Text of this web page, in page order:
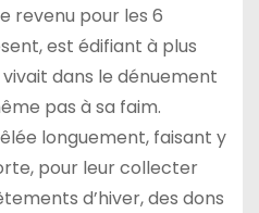
revenu pour les 6
est édifiant à plus
dans le dénuement
pas à sa faim.
longuement, faisant y
pour leur collecter
d’hiver, des dons